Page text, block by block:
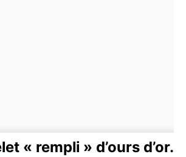
« rempli » d’ours d’or.